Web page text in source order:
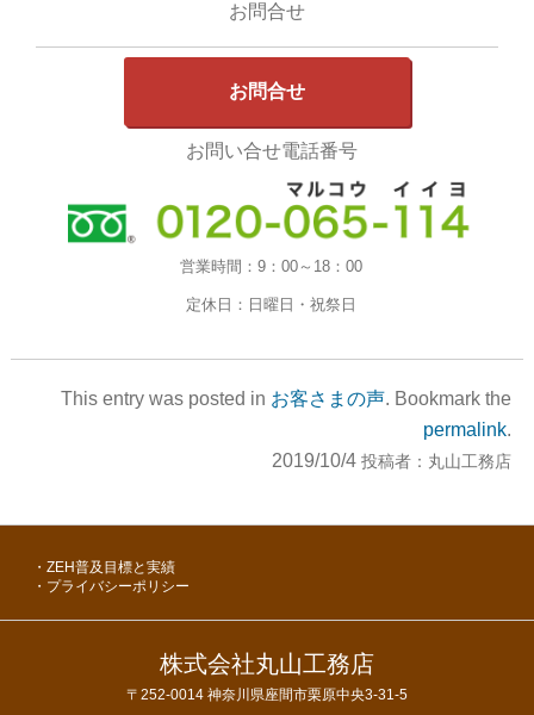
お問合せ
お問合せ
お問い合せ電話番号
営業時間：9：00～18：00
定休日： 日曜日・祝祭日
This entry was posted in お客さまの声. Bookmark the
permalink.
2019/10/4 投稿者： 丸山工務店
ZEH普及目標と実績
プライバシーポリシー
株式会社丸山工務店
〒252-0014 神奈川県座間市栗原中央3-31-5